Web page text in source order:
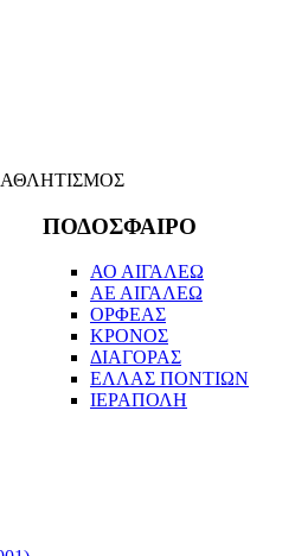
ΑΘΛΗΤΙΣΜΟΣ
ΠΟΔΟΣΦΑΙΡΟ
ΑΟ ΑΙΓΑΛΕΩ
ΑΕ ΑΙΓΑΛΕΩ
ΟΡΦΕΑΣ
ΚΡΟΝΟΣ
ΔΙΑΓΟΡΑΣ
ΕΛΛΑΣ ΠΟΝΤΙΩΝ
ΙΕΡΑΠΟΛΗ